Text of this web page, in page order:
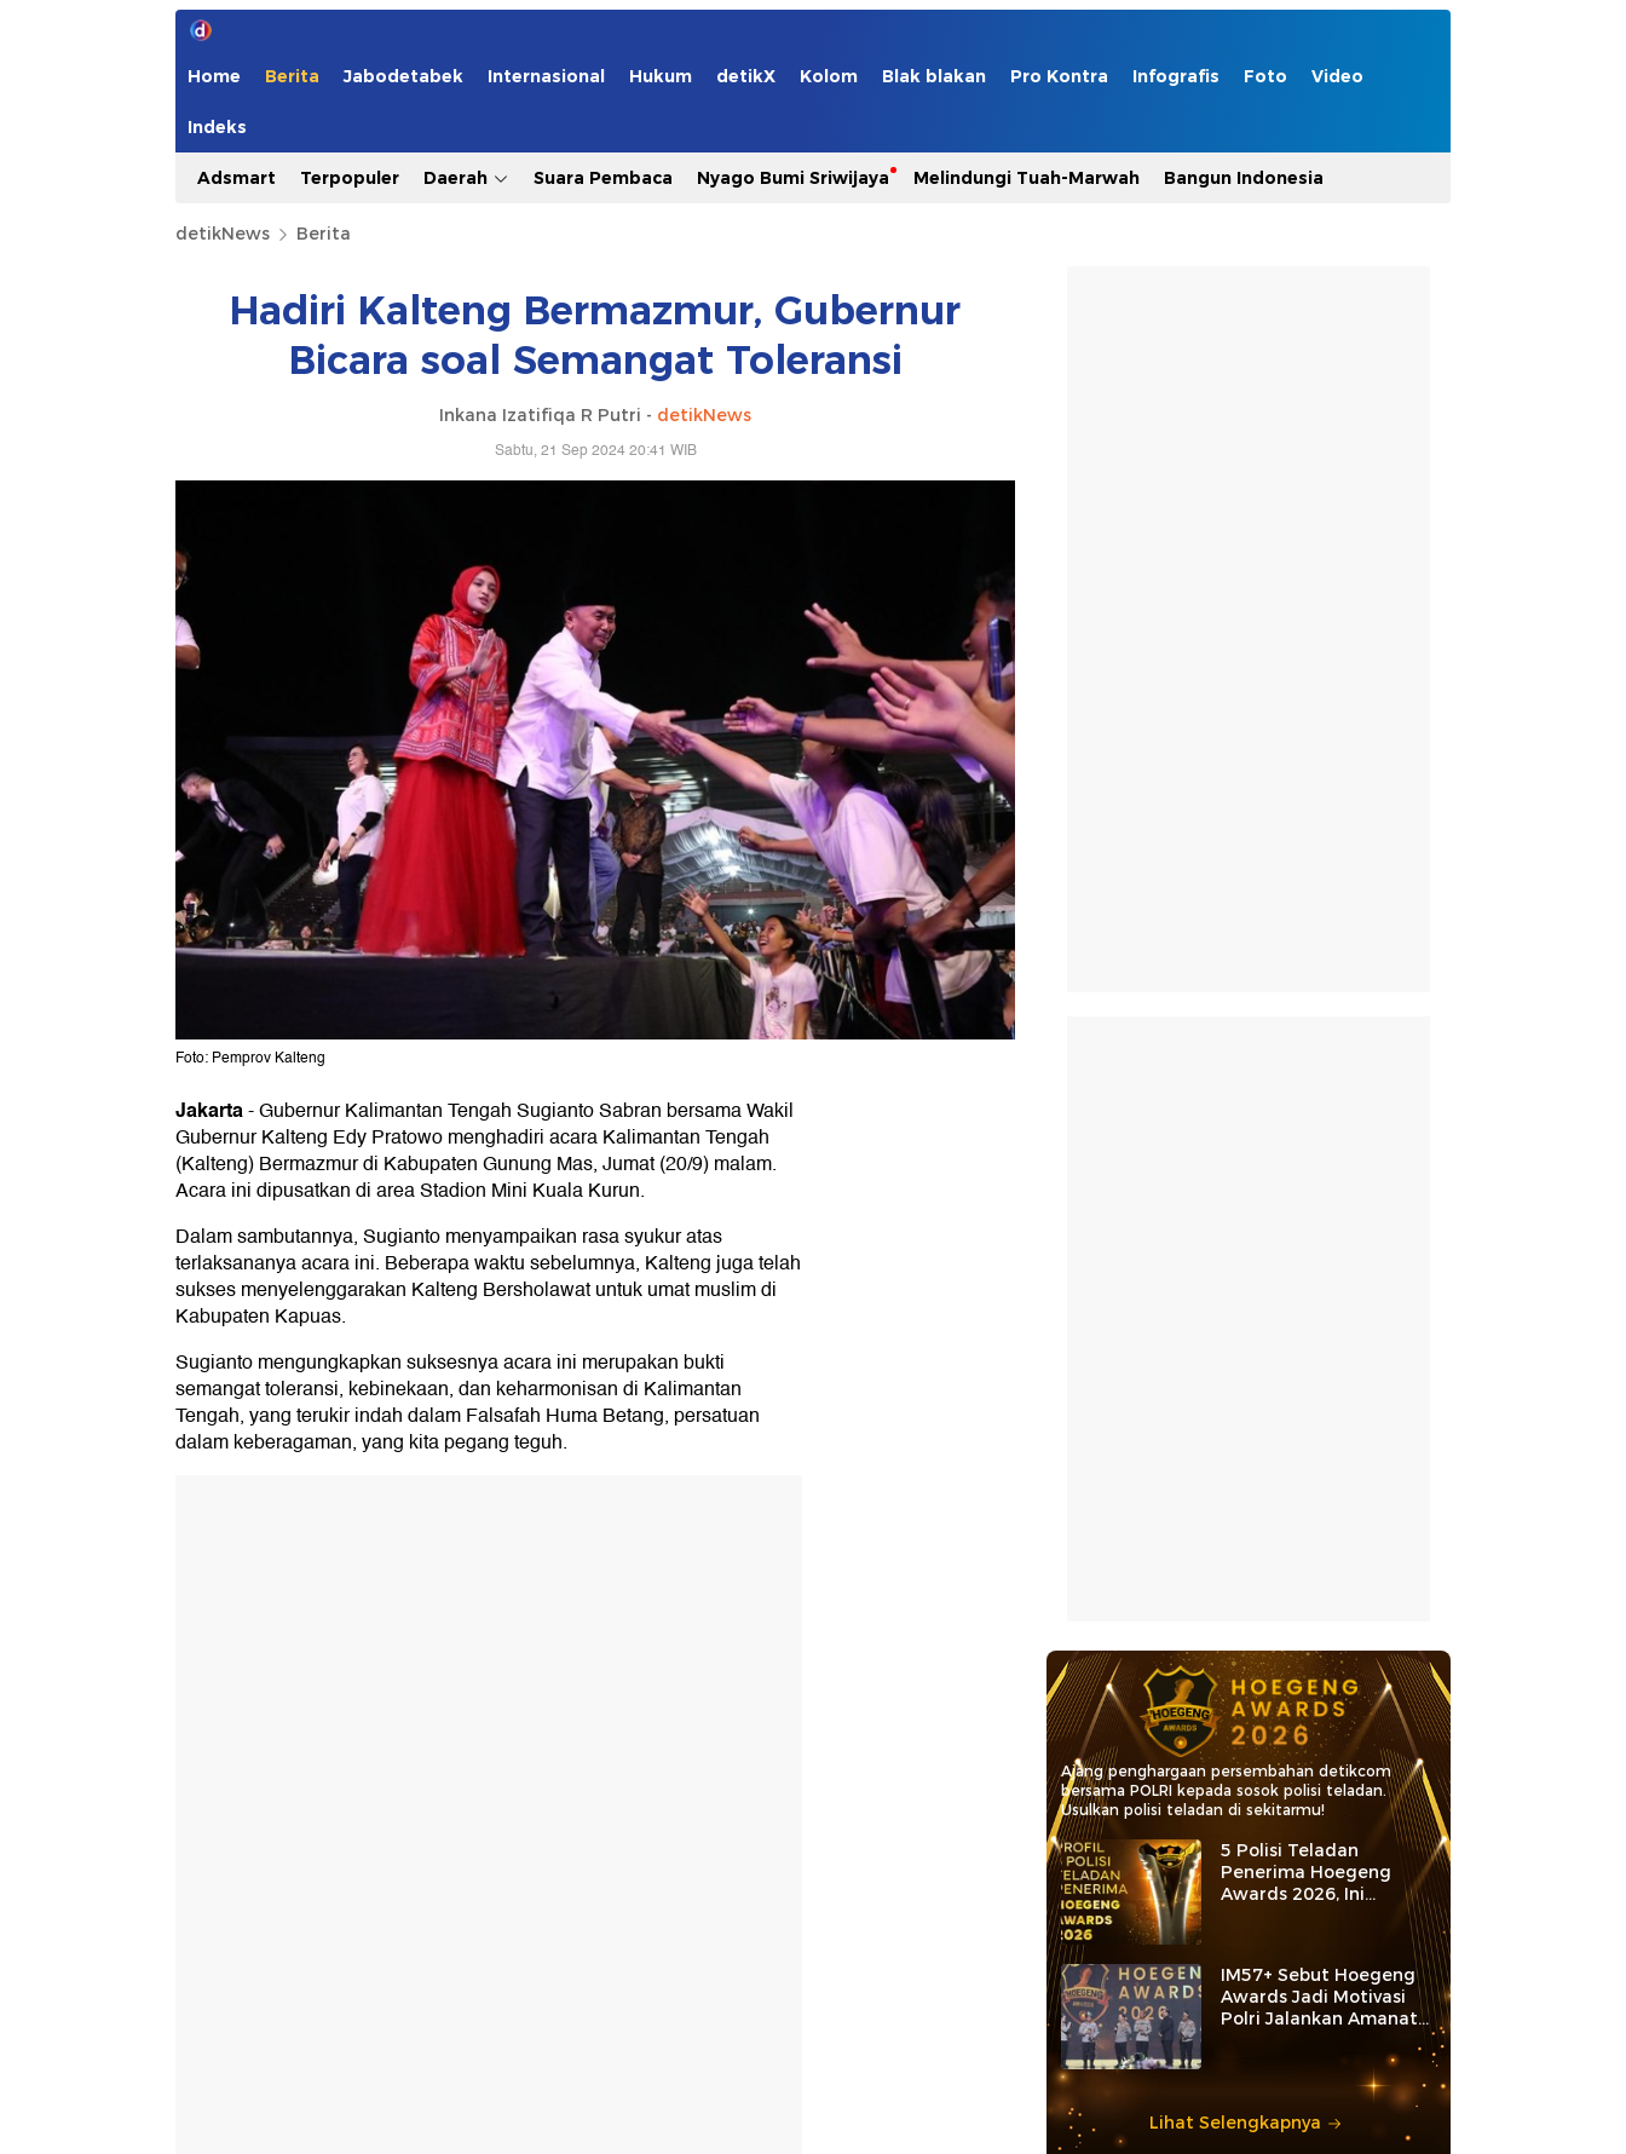
Home Berita Jabodetabek Internasional Hukum detikX Kolom Blak blakan Pro Kontra Infografis Foto Video
Indeks
Adsmart Terpopuler Daerah Suara Pembaca Nyago Bumi Sriwijaya Melindungi Tuah-Marwah Bangun Indonesia
detikNews Berita
Hadiri Kalteng Bermazmur, Gubernur
Bicara soal Semangat Toleransi
Inkana Izatifiqa R Putri - detikNews
Sabtu, 21 Sep 2024 20:41 WIB
Foto: Pemprov Kalteng
Jakarta-Gubernur Kalimantan Tengah Sugianto Sabran bersama Wakil
Gubernur Kalteng Edy Pratowo menghadiri acara Kalimantan Tengah
(Kalteng) Bermazmur di Kabupaten Gunung Mas, Jumat (20/9) malam.
Acara ini dipusatkan di area Stadion Mini Kuala Kurun.
Dalam sambutannya, Sugianto menyampaikan rasa syukur atas
terlaksananya acara ini. Beberapa waktu sebelumnya, Kalteng juga telah
sukses menyelenggarakan Kalteng Bersholawat untuk umat muslim di
Kabupaten Kapuas.
Sugianto mengungkapkan suksesnya acara ini merupakan bukti
semangat toleransi, kebinekaan, dan keharmonisan di Kalimantan
Tengah, yang terukir indah dalam Falsafah Huma Betang, persatuan
dalam keberagaman, yang kita pegang teguh.
Ajang penghargaan persembahan detikcom
bersama POLRI kepada sosok polisi teladan.
Usulkan polisi teladan di sekitarmu!
5 Polisi Teladan
Penerima Hoegeng
Awards 2026, Ini
Kategori dan Kiprahnya
IM57+ Sebut Hoegeng
Awards Jadi Motivasi
Polri Jalankan Amanat
Lihat Selengkapnya